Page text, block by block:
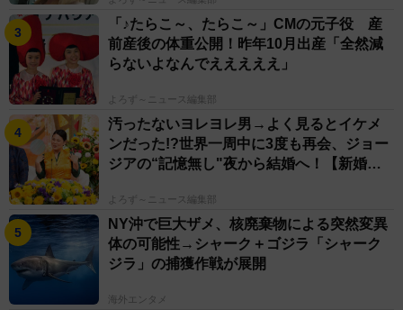
「♪たらこ～、たらこ～」CMの元子役 産
前産後の体重公開！昨年10月出産「全然減
らないよなんでえええええ」
よろず～ニュース編集部
汚ったないヨレヨレ男→よく見るとイケメ
ンだった!?世界一周中に3度も再会、ジョー
ジアの“記憶無し"夜から結婚へ！【新婚さ
よろず～ニュース編集部
NY沖で巨大ザメ、核廃棄物による突然変異
体の可能性→シャーク＋ゴジラ「シャーク
ジラ」の捕獲作戦が展開
海外エンタメ